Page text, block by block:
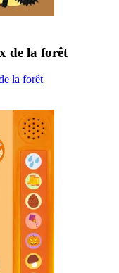
de la forêt
la forêt